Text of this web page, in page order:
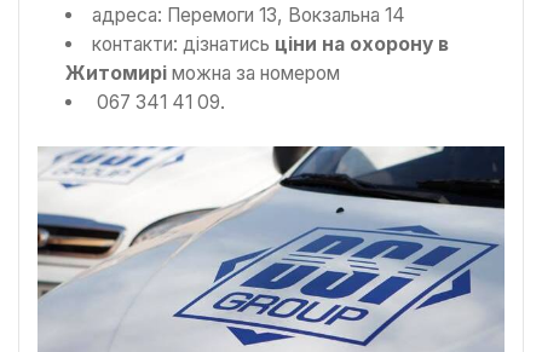
адреса: Перемоги 13, Вокзальна 14
контакти: дізнатись ціни на охорону в
Житомирі можна за номером
067 341 41 09.